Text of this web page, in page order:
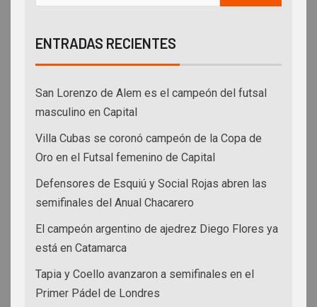
ENTRADAS RECIENTES
San Lorenzo de Alem es el campeón del futsal
masculino en Capital
Villa Cubas se coronó campeón de la Copa de
Oro en el Futsal femenino de Capital
Defensores de Esquiú y Social Rojas abren las
semifinales del Anual Chacarero
El campeón argentino de ajedrez Diego Flores ya
está en Catamarca
Tapia y Coello avanzaron a semifinales en el
Primer Pádel de Londres